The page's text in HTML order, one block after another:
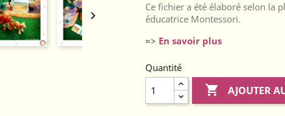

Ce fichier a été élaboré selon la
éducatrice Montessori.
=> En savoir plus
Quantité
 AJOUTER